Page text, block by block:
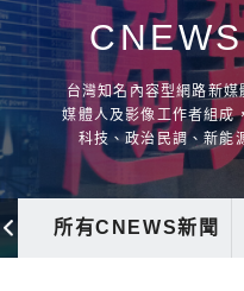
台灣知名內容型網路新
媒體人及影像工作者組成
科技、政治民調、新能
所有CNEWS新聞